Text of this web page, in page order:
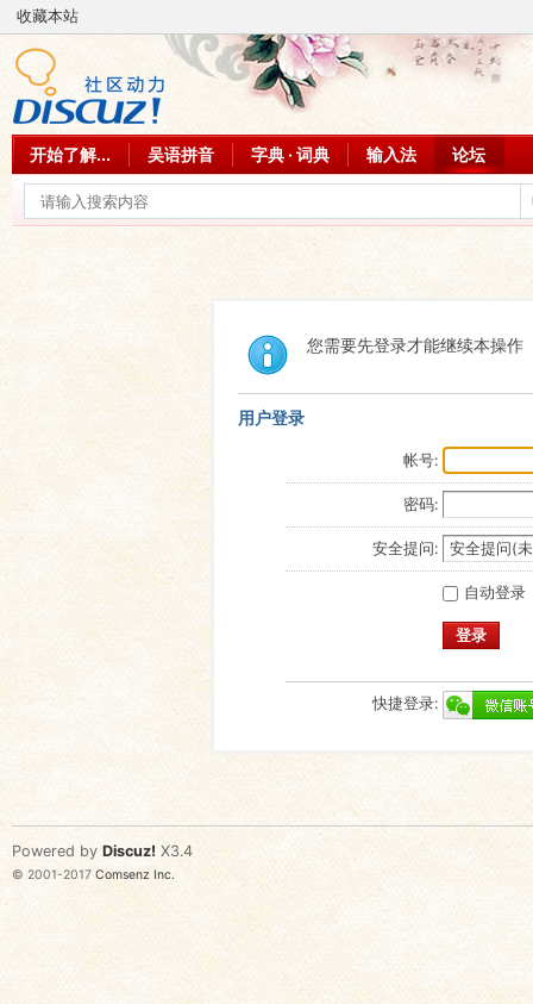
收藏本站
开始了解... 吴语拼音 字典 · 词典 输入法 论坛
您需要先登录才能继续本操作
用户登录
帐号:
密码:
安全提问:
自动登录
登录
快捷登录:
Powered by Discuz! X3.4
© 2001-2017 Comsenz Inc.